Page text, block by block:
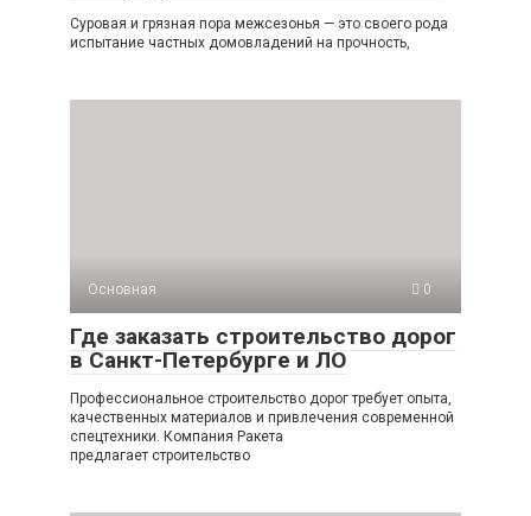
Суровая и грязная пора межсезонья — это своего рода
испытание частных домовладений на прочность,
Основная 0
Где заказать строительство дорог
в Санкт-Петербурге и ЛО
Профессиональное строительство дорог требует опыта,
качественных материалов и привлечения современной
спецтехники. Компания Ракета
предлагает строительство